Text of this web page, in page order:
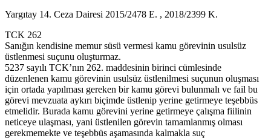
Yargıtay 14. Ceza Dairesi 2015/2478 E. , 2018/2399 K.
TCK 262
Sanığın kendisine memur süsü vermesi kamu görevinin usulsüz
üstlenmesi suçunu oluşturmaz.
5237 sayılı TCK’nın 262. maddesinin birinci cümlesinde
düzenlenen kamu görevinin usulsüz üstlenilmesi suçunun oluşması
için ortada yapılması gereken bir kamu görevi bulunmalı ve fail bu
görevi mevzuata aykırı biçimde üstlenip yerine getirmeye teşebbüs
etmelidir. Burada kamu görevini yerine getirmeye çalışma fiilinin
neticeye ulaşması, yani üstlenilen görevin tamamlanmış olması
gerekmemekte ve teşebbüs aşamasında kalmakla suç